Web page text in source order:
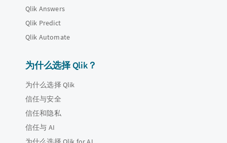
Qlik Answers
Qlik Predict
Qlik Automate
为什么选择 Qlik？
为什么选择 Qlik
信任与安全
信任和隐私
信任与 AI